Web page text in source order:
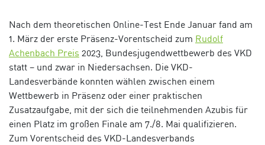
Nach dem theoretischen Online-Test Ende Januar fand am
1. März der erste Präsenz-Vorentscheid zum Rudolf
Achenbach Preis 2023, Bundesjugendwettbewerb des VKD
statt – und zwar in Niedersachsen. Die VKD-
Landesverbände konnten wählen zwischen einem
Wettbewerb in Präsenz oder einer praktischen
Zusatzaufgabe, mit der sich die teilnehmenden Azubis für
einen Platz im großen Finale am 7./8. Mai qualifizieren.
Zum Vorentscheid des VKD-Landesverbands